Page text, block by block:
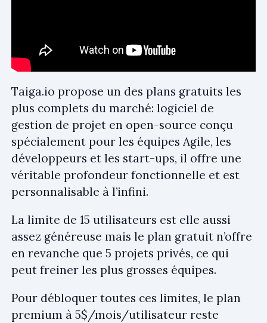
Taiga.io propose un des plans gratuits les
plus complets du marché: logiciel de
gestion de projet en open-source conçu
spécialement pour les équipes Agile, les
développeurs et les start-ups, il offre une
véritable profondeur fonctionnelle et est
personnalisable à l’infini.
La limite de 15 utilisateurs est elle aussi
assez généreuse mais le plan gratuit n’offre
en revanche que 5 projets privés, ce qui
peut freiner les plus grosses équipes.
Pour débloquer toutes ces limites, le plan
premium à 5$/mois/utilisateur reste